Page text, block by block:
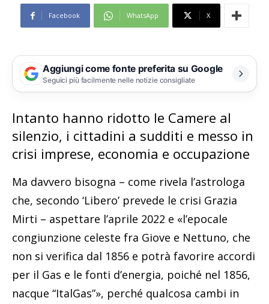
Facebook WhatsApp X
Aggiungi come fonte preferita su Google
Seguici più facilmente nelle notizie consigliate
Intanto hanno ridotto le Camere al
silenzio, i cittadini a sudditi e messo in
crisi imprese, economia e occupazione
Ma davvero bisogna – come rivela l’astrologa
che, secondo ‘Libero’ prevede le crisi Grazia
Mirti – aspettare l’aprile 2022 e «l’epocale
congiunzione celeste fra Giove e Nettuno, che
non si verifica dal 1856 e potrà favorire accordi
per il Gas e le fonti d’energia, poiché nel 1856,
nacque “ItalGas”», perché qualcosa cambi in